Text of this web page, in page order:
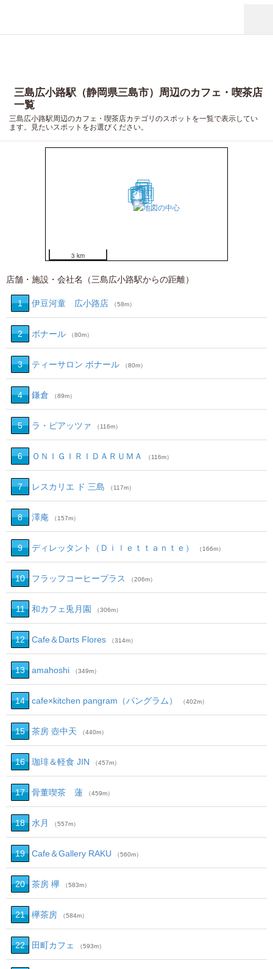
三島広小路駅（静岡県三島市）周辺のカフェ・喫茶店
一覧
三島広小路駅周辺のカフェ・喫茶店カテゴリのスポットを一覧で表示してい
ます。見たいスポットをお選びください。
1
2
34
567
8
9
10
11
12
13
14
15
16
17
18
19
20
3 km
店舗・施設・会社名（三島広小路駅からの距離）
1 伊豆河童 広小路店 （58m）
2 ボナール （80m）
3 ティーサロン ボナール （80m）
4 鎌倉 （89m）
5 ラ・ピアッツァ （116m）
6 ＯＮＩＧＩＲＩＤＡＲＵＭＡ （116m）
7 レスカリエ ド 三島 （117m）
8 澤庵 （157m）
9 ディレッタント（Ｄｉｌｅｔｔａｎｔｅ） （166m）
10 フラッフコーヒープラス （206m）
11 和カフェ兎月園 （306m）
12 Cafe＆Darts Flores （314m）
13 amahoshi （349m）
14 cafe×kitchen pangram（パングラム） （402m）
15 茶房 壺中天 （440m）
16 珈琲＆軽食 JIN （457m）
17 骨董喫茶 蓮 （459m）
18 水月 （557m）
19 Cafe＆Gallery RAKU （560m）
20 茶房 欅 （583m）
21 欅茶房 （584m）
22 田町カフェ （593m）